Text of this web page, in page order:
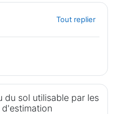
Tout replier
du sol utilisable par les